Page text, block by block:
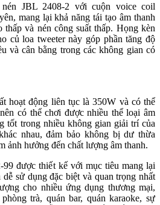
JBL 2408-2 với cuộn voice coil
mang lại khả năng tái tạo âm thanh
và nén công suất thấp. Họng kèn
củ loa tweeter này góp phần tăng độ
và cân bằng trong các không gian có
hoạt động liên tục là 350W và có thể
có thể chơi được nhiều thể loại âm
tốt trong nhiều không gian giải trí của
nhau, đảm bảo không bị dư thừa
ảnh hưởng đến chất lượng âm thanh.
được thiết kế với mục tiêu mang lại
sử dụng đặc biệt và quan trọng nhất
cho nhiều ứng dụng thương mại,
trà, quán bar, quán karaoke, sự